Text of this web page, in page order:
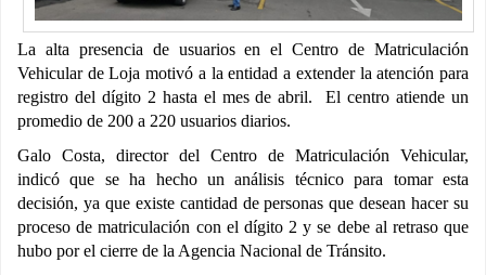
La alta presencia de usuarios en el Centro de Matriculación
Vehicular de Loja motivó a la entidad a extender la atención para
registro del dígito 2 hasta el mes de abril. El centro atiende un
promedio de 200 a 220 usuarios diarios.
Galo Costa, director del Centro de Matriculación Vehicular,
indicó que se ha hecho un análisis técnico para tomar esta
decisión, ya que existe cantidad de personas que desean hacer su
proceso de matriculación con el dígito 2 y se debe al retraso que
hubo por el cierre de la Agencia Nacional de Tránsito.